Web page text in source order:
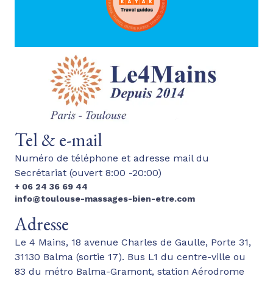
Tel & e-mail
Numéro de téléphone et adresse mail du
Secrétariat (ouvert 8:00 -20:00)
+ 06 24 36 69 44
info@toulouse-massages-bien-etre.com
Adresse
Le 4 Mains, 18 avenue Charles de Gaulle, Porte 31,
31130 Balma (sortie 17). Bus L1 du centre-ville ou
83 du métro Balma-Gramont, station Aérodrome